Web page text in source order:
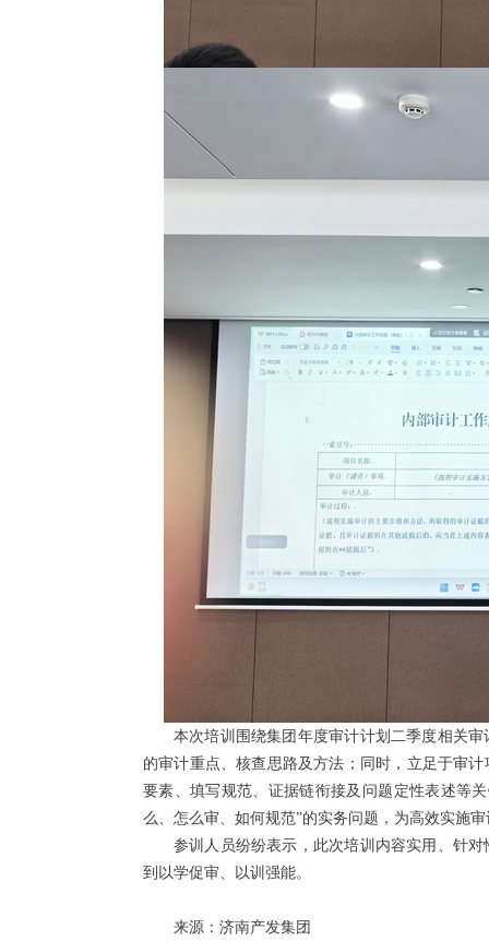
本次培训围绕集团年度审计计划二季度相关
的审计重点、核查思路及方法；同时，立足于审
要素、填写规范、证据链衔接及问题定性表述等
么、怎么审、如何规范”的实务问题，为高效实施
参训人员纷纷表示，此次培训内容实用、针
到以学促审、以训强能。
来源：济南产发集团